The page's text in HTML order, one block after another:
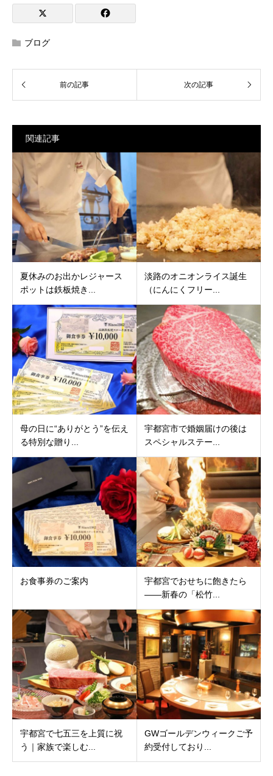
ブログ
関連記事
夏休みのお出かレジャース
ポットは鉄板焼き...
淡路のオニオンライス誕生
（にんにくフリー...
母の日に“ありがとう”を伝え
る特別な贈り...
宇都宮市で婚姻届けの後は
スペシャルステー...
お食事券のご案内
宇都宮でおせちに飽きたら
――新春の「松竹...
宇都宮で七五三を上質に祝
う｜家族で楽しむ...
GWゴールデンウィークご予
約受付しており...